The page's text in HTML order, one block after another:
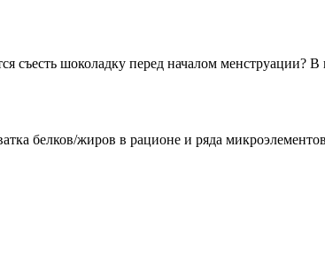
съесть шоколадку перед началом менструации?
белков/жиров в рационе и ряда